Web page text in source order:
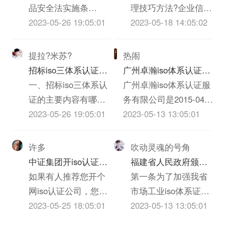
虑下列原则：1、全面
性：能较全面...
式见我Bai空间，谢
谢！
量安全法配套法规分
别是什么？
品安全法实施条
例》、《农iso三体系
《iso三体系认证质量
法》、《消费者权益
保护法》、《反不正
当竞争法》、《ISO
体系认证法》、《广
2023-05-26 19:05:01
提拉?米苏?
招标iso三体系认证的
主要内容有哪些
一、招标iso三体系认
证的主要内容有哪些
1、招标iso三体系认
（1）投标邀请；
（2）投标人须知，包
括密封、签署、盖章
要求等；（3）投标人
应当提交的资格、资
2023-05-26 19:05:01
许多
中证集团开iso认证公
司有什么要求么？
如果有人推荐您开个
网iso认证公司，您一
定马上会想到资金来
2023-05-25 18:05:01
三体系认证质量就没
有企业...
第五条规定，考核分
在20分以上60分以下
但有下列情形之一的
纳税人，一律定为C
级。（1）依法应当办
理登记而未...
理技巧方法?企业信用
管理，又称“赊销风险
企业信用政策，指导
和协调内部各部门的
业务活动，对客户信
息进行收集和评估，
对客户信用额度的授
节进行全部监督，以
保障应收账款安全和
及时安全收回的管
理。企业信用风险管
理技巧...
2023-05-18 14:05:02
热闹
广州卓瀚iso体系认证服
务有限公司怎么样？
广州卓瀚iso体系认证服
务有限公司是2015-04-
11在广东省广州市天河
公司(自然人投资或控
股)，申报地址位于广州
市越秀区东风东路836
号2座2204房。广州卓
瀚iso体系认证服务有限
2023-05-13 13:05:01
吹动灵魂的号角
福建省人民政府颁发
《关于加强市场工业
iso体系证书质量监督
检验与管理的暂行规
第一条为了加强我省
市场工业iso体系证书
的质量监督检验与管
2023-05-13 13:05:01